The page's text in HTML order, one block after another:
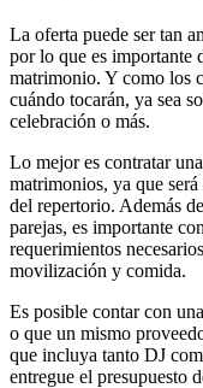
La oferta puede ser tan
por lo que es importante
matrimonio. Y como los
cuándo tocarán, ya sea
celebración o más.
Lo mejor es contratar
matrimonios, ya que
del repertorio. Además
parejas, es importante
requerimientos
movilización y comida.
Es posible contar con
o que un mismo
que incluya tanto DJ
entregue el presupuesto